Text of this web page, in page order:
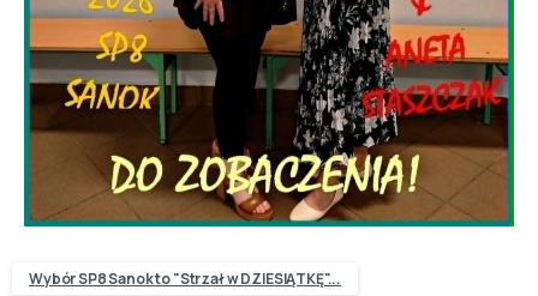
Wybór SP8 Sanok to "Strzał w DZIESIĄTKĘ"...